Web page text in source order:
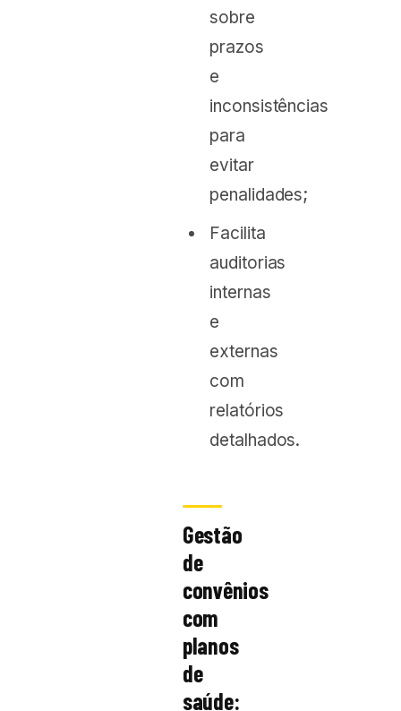
sobre
prazos
e
inconsistências
para
evitar
penalidades;
Facilita
auditorias
internas
e
externas
com
relatórios
detalhados.
Gestão
de
convênios
com
planos
de
saúde: